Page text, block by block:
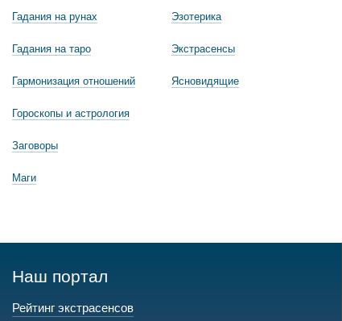
Гадания на рунах
Гадания на таро
Гармонизация отношений
Гороскопы и астрология
Заговоры
Маги
Эзотерика
Экстрасенсы
Ясновидящие
Наш портал
Рейтинг экстрасенсов